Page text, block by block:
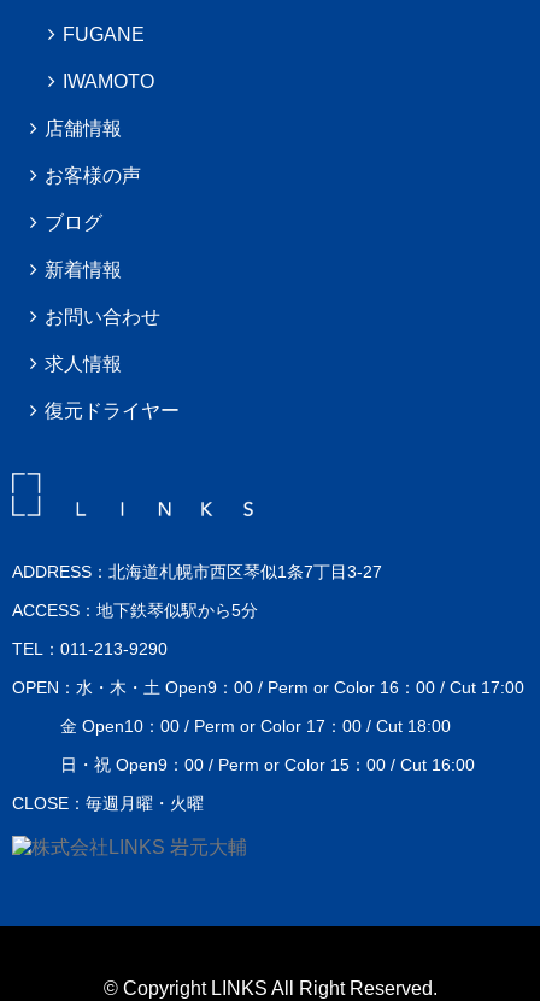
FUGANE
IWAMOTO
店舗情報
お客様の声
ブログ
新着情報
お問い合わせ
求人情報
復元ドライヤー
ADDRESS：北海道札幌市西区琴似1条7丁目3-27
ACCESS：地下鉄琴似駅から5分
TEL：011-213-9290
OPEN：水・木・土 Open9：00 / Perm or Color 16：00 / Cut 17:00
金 Open10：00 / Perm or Color 17：00 / Cut 18:00
日・祝 Open9：00 / Perm or Color 15：00 / Cut 16:00
CLOSE：毎週月曜・火曜
© Copyright LINKS All Right Reserved.